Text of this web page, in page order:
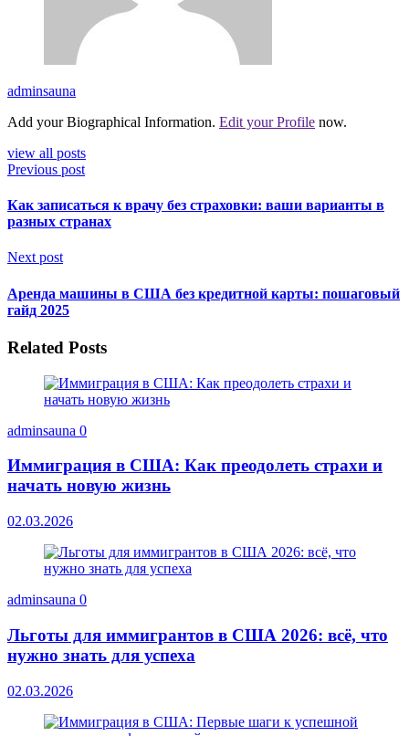
adminsauna
Add your Biographical Information. Edit your Profile now.
view all posts
Previous post
Как записаться к врачу без страховки: ваши варианты в
разных странах
Next post
Аренда машины в США без кредитной карты: пошаговый
гайд 2025
Related Posts
adminsauna 0
Иммиграция в США: Как преодолеть страхи и
начать новую жизнь
02.03.2026
adminsauna 0
Льготы для иммигрантов в США 2026: всё, что
нужно знать для успеха
02.03.2026